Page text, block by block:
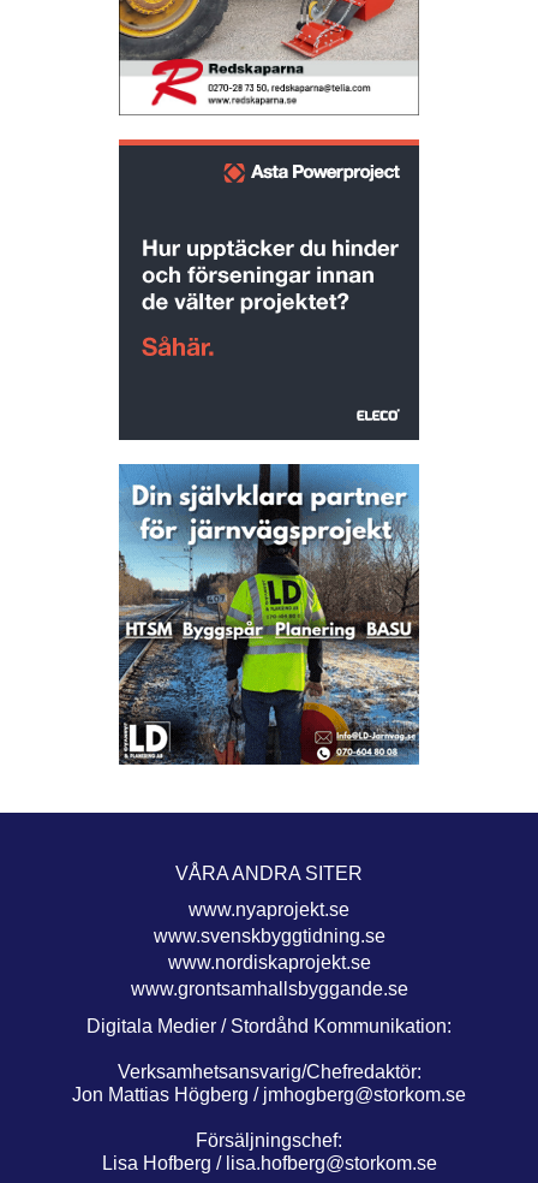
VÅRA ANDRA SITER
www.nyaprojekt.se
www.svenskbyggtidning.se
www.nordiskaprojekt.se
www.grontsamhallsbyggande.se
Digitala Medier / Stordåhd Kommunikation:
Verksamhetsansvarig/Chefredaktör:
Jon Mattias Högberg / jmhogberg@storkom.se
Försäljningschef:
Lisa Hofberg / lisa.hofberg@storkom.se